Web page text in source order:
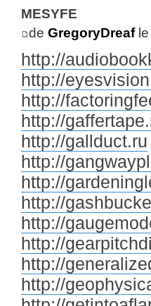
mesyfe
de GregoryDreafle
http://
http://
http://
http://
http://gallduct.ru
http://
http://
http://
http://
http://
http://
http://